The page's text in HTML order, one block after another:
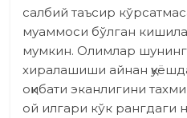
салбий таъсир
муаммоси бўлган
мумкин. Олимлар
хиралашиши айнан
оқибати эканлигини
ой илгари кўк рангдаги